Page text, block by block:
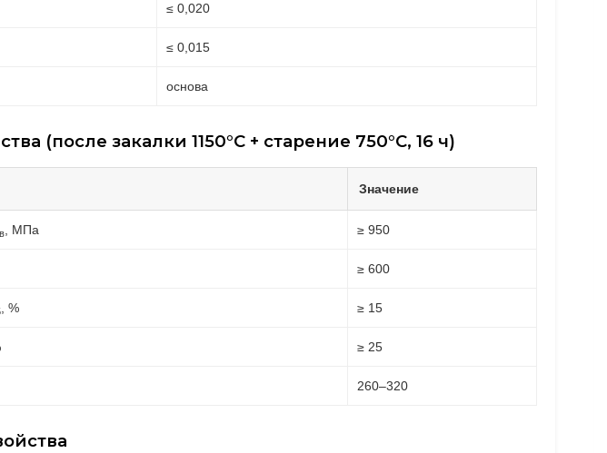
≤ 0,020
≤ 0,015
основа
(после закалки 1150°C + старение 750°C, 16 ч)
Значение
в, МПа ≥ 950
≥ 600
, % ≥ 15
≥ 25
260–320